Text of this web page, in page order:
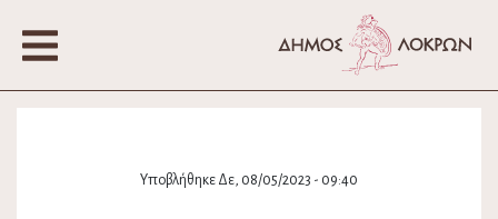
Υποβλήθηκε Δε, 08/05/2023 - 09:40